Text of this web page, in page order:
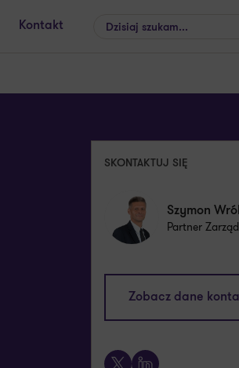
Kontakt
SKONTAKTUJ SIĘ
Szymon
Partner
Zobacz dane
+48 601 728 685
X LinkedIn